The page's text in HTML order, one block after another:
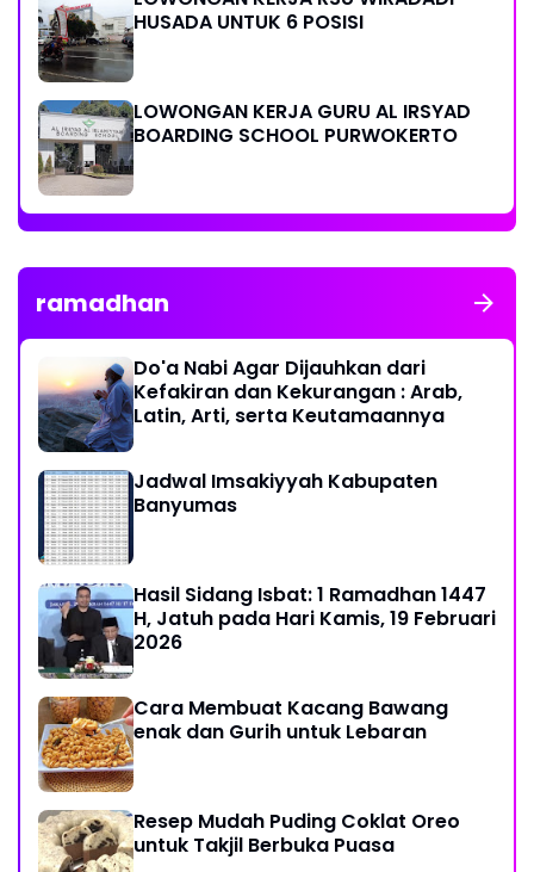
HUSADA UNTUK 6 POSISI
LOWONGAN KERJA GURU AL IRSYAD
BOARDING SCHOOL PURWOKERTO
ramadhan
Do'a Nabi Agar Dijauhkan dari
Kefakiran dan Kekurangan : Arab,
Latin, Arti, serta Keutamaannya
Jadwal Imsakiyyah Kabupaten
Banyumas
Hasil Sidang Isbat: 1 Ramadhan 1447
H, Jatuh pada Hari Kamis, 19 Februari
2026
Cara Membuat Kacang Bawang
enak dan Gurih untuk Lebaran
Resep Mudah Puding Coklat Oreo
untuk Takjil Berbuka Puasa